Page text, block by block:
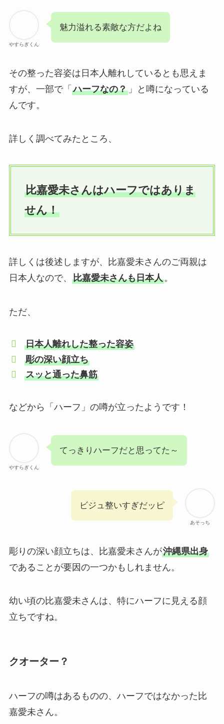
やすらぎくん
魅力溢れる素敵な方だよね
その整った容姿は日本人離れしているとも思えま
すが、一部で「 ハーフなの？」と噂になっている
んです。
詳しく調べてみたところ、
比嘉愛未さんはハーフではありま
せん！
詳しくは後述しますが、比嘉愛未さんのご両親は
日本人なので、 比嘉愛未さんも日本人。
ただ、
日本人離れした整った容姿
彫の深い顔立ち
スッと通った鼻筋
などから「ハーフ」の噂が立ったようです！
やすらぎくん
てっきりハーフだと思ってた～
あそっち
ビジュ整いすぎだッピ
彫りの深い顔立ちは、比嘉愛未さんが沖縄県出身
であることが要因の一つかもしれません。
幼い頃の比嘉愛未さんは、特にハーフに見える顔
立ちですね。
クオーター？
ハーフの噂はあるものの、ハーフではなかった比
嘉愛未さん。